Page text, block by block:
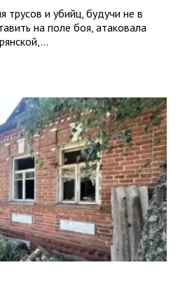
трусов и убийц, будучи не в
на поле боя, атаковала